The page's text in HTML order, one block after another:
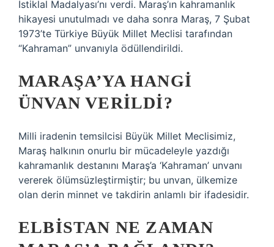
İstiklal Madalyası’nı verdi. Maraş’ın kahramanlık
hikayesi unutulmadı ve daha sonra Maraş, 7 Şubat
1973’te Türkiye Büyük Millet Meclisi tarafından
“Kahraman” unvanıyla ödüllendirildi.
MARAŞA’YA HANGI
ÜNVAN VERILDI?
Milli iradenin temsilcisi Büyük Millet Meclisimiz,
Maraş halkının onurlu bir mücadeleyle yazdığı
kahramanlık destanını Maraş’a ‘Kahraman’ unvanı
vererek ölümsüzleştirmiştir; bu unvan, ülkemize
olan derin minnet ve takdirin anlamlı bir ifadesidir.
ELBISTAN NE ZAMAN